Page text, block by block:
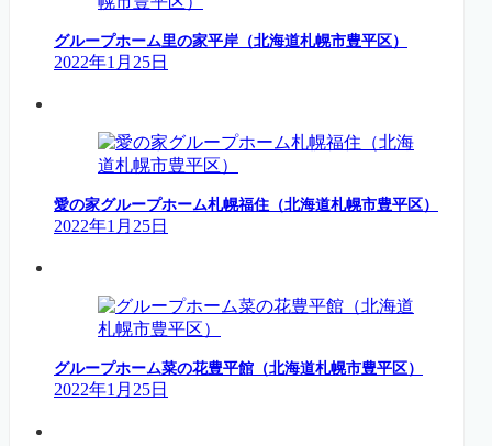
グループホーム里の家平岸（北海道札幌市豊平区）
2022年1月25日
愛の家グループホーム札幌福住（北海道札幌市豊平区）
2022年1月25日
グループホーム菜の花豊平館（北海道札幌市豊平区）
2022年1月25日